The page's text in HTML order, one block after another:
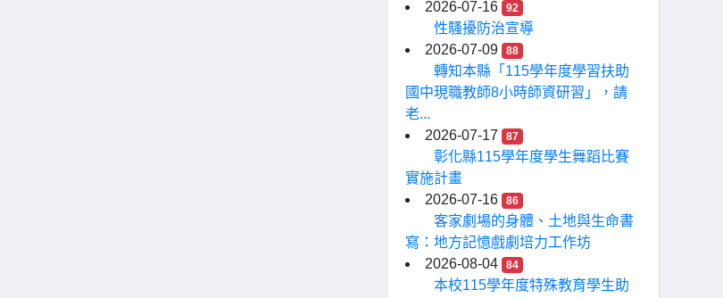
2026-07-16
92
性騷擾防治宣導
2026-07-09
88
轉知本縣「115學年度學習扶助
國中現職教師8小時師資研習」，請
老...
2026-07-17
87
彰化縣115學年度學生舞蹈比賽
實施計畫
2026-07-16
86
客家劇場的身體、土地與生命書
寫：地方記憶戲劇培力工作坊
2026-08-04
84
本校115學年度特殊教育學生助